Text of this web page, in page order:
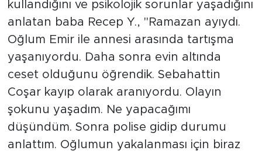
kullandığını ve psikolojik sorunlar yaşadığını
anlatan baba Recep Y., "Ramazan ayıydı.
Oğlum Emir ile annesi arasında tartışma
yaşanıyordu. Daha sonra evin altında
ceset olduğunu öğrendik. Sebahattin
Coşar kayıp olarak aranıyordu. Olayın
şokunu yaşadım. Ne yapacağımı
düşündüm. Sonra polise gidip durumu
anlattım. Oğlumun yakalanması için biraz